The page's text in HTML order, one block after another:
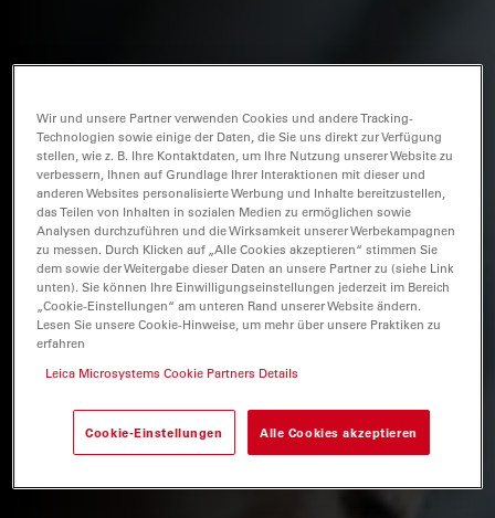
Wir und unsere Partner verwenden Cookies und andere Tracking-
Technologien sowie einige der Daten, die Sie uns direkt zur Verfügung
stellen, wie z. B. Ihre Kontaktdaten, um Ihre Nutzung unserer Website zu
verbessern, Ihnen auf Grundlage Ihrer Interaktionen mit dieser und
anderen Websites personalisierte Werbung und Inhalte bereitzustellen,
das Teilen von Inhalten in sozialen Medien zu ermöglichen sowie
Analysen durchzuführen und die Wirksamkeit unserer Werbekampagnen
zu messen. Durch Klicken auf „Alle Cookies akzeptieren“ stimmen Sie
dem sowie der Weitergabe dieser Daten an unsere Partner zu (siehe Link
unten). Sie können Ihre Einwilligungseinstellungen jederzeit im Bereich
„Cookie-Einstellungen“ am unteren Rand unserer Website ändern.
Lesen Sie unsere Cookie-Hinweise, um mehr über unsere Praktiken zu
erfahren
Leica Microsystems Cookie Partners Details
Cookie-Einstellungen Alle Cookies akzeptieren